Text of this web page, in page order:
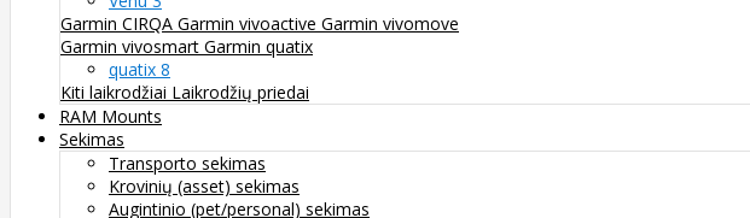
Garmin CIRQA Garmin vivoactive Garmin vivomove
Garmin vivosmart Garmin quatix
quatix 8
Kiti laikrodžiai Laikrodžių priedai
RAM Mounts
Sekimas
Transporto sekimas
Krovinių (asset) sekimas
Augintinio (pet/personal) sekimas